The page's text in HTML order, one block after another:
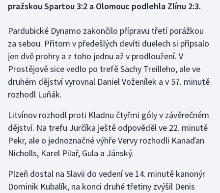
Futsal
Golf
Gymnastika
Házená
Judo
Krasobruslení
Lezení
pražskou Spartou 3:2 a Olomouc podlehla Zlínu 2:3.
Pardubické Dynamo zakončilo přípravu třetí porážkou
za sebou. Přitom v předešlých devíti duelech si připsalo
jen dvě prohry a z toho jednu až v prodloužení. V
Prostějově sice vedlo po trefě Sachy Treilleho, ale ve
druhém dějství vyrovnal Daniel Voženílek a v 57. minutě
rozhodl Luňák.
Litvínov rozhodl proti Kladnu čtyřmi góly v závěrečném
dějství. Na trefu Jurčíka ještě odpověděl ve 22. minutě
Pekr, ale o jednoznačné výhře Vervy rozhodli Kanaďan
Nicholls, Karel Pilař, Gula a Jánský.
Plzeň dostal na Slavii do vedení ve 14. minutě kanonýr
Dominik Kubalík, na konci druhé třetiny zvýšil Denis